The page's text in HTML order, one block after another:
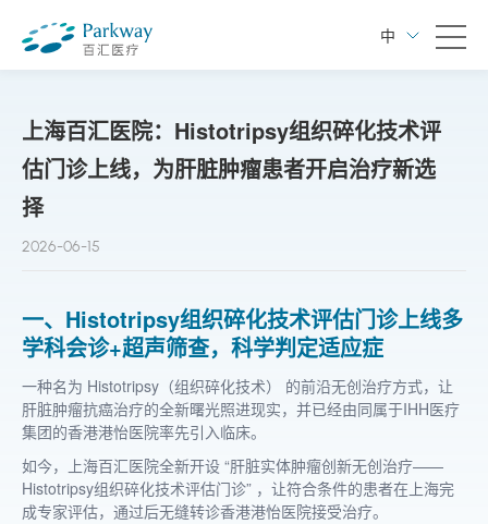
中
上海百汇医院：Histotripsy组织碎化技术评
估门诊上线，为肝脏肿瘤患者开启治疗新选
择
2026-06-15
一、Histotripsy组织碎化技术评估门诊上线多
学科会诊+超声筛查，科学判定适应症
一种名为 Histotripsy（组织碎化技术） 的前沿无创治疗方式，让
肝脏肿瘤抗癌治疗的全新曙光照进现实，并已经由同属于IHH医疗
集团的香港港怡医院率先引入临床。
如今，上海百汇医院全新开设 “肝脏实体肿瘤创新无创治疗——
Histotripsy组织碎化技术评估门诊” ，让符合条件的患者在上海完
成专家评估，通过后无缝转诊香港港怡医院接受治疗。